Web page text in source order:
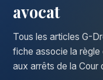
avocat
Tous les articles G-
fiche associe la règle
aux arrêts de la Cour